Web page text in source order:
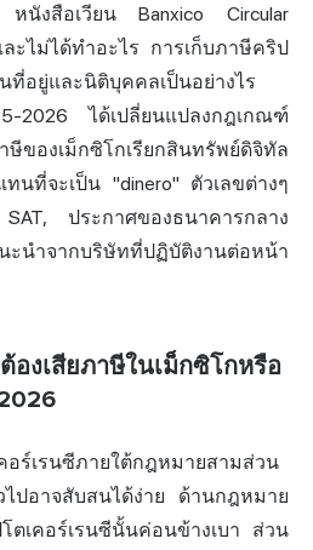
หนังสือเวียน Banxico Circular
ะไม่ได้ทำอะไร การเก็บภาษีคริป
ที่อยู่และนิติบุคคลเป็นอย่างไร
2026 ได้เปลี่ยนแปลงกฎเกณฑ์
ษีของเม็กซิโกเรียกสินทรัพย์ดิจิทัล
นที่จะเป็น "dinero" ตัวเลขต่างๆ
ประกาศของธนาคารกลาง
นำจากบริษัทที่ปฏิบัติงานต่อหน้า
องเสียภาษีในเม็กซิโกหรือ
อร์เรนซีภายใต้กฎหมายสามส่วน
ปอาจสับสนได้ง่าย ด้านกฎหมาย
ตเคอร์เรนซีนั้นค่อนข้างเบา ส่วน